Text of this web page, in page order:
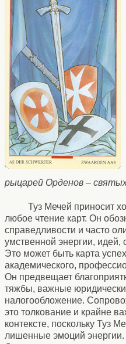
рыцарей Орденов –
Туз Мечей приносит
любое чтение карт. Он
справедливости и часто
умственной энергии, идей,
Это может быть карта
академического,
Он предвещает
тяжбы, важные
налогообложение.
это толкование и крайне
контексте, поскольку Туз
лишенные эмоций